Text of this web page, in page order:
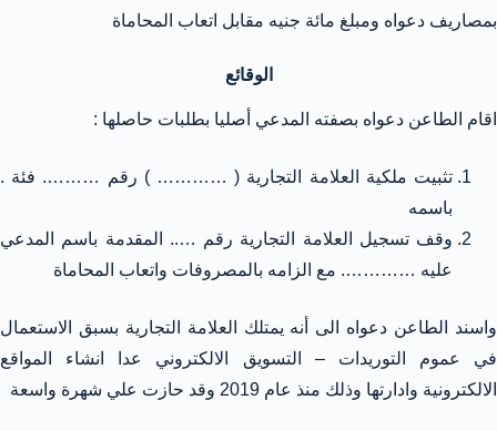
بمصاريف دعواه ومبلغ مائة جنيه مقابل اتعاب المحاماة
الوقائع
اقام الطاعن دعواه بصفته المدعي أصليا بطلبات حاصلها :
تثبيت ملكية العلامة التجارية ( ………… ) رقم ………. فئة .
باسمه
وقف تسجيل العلامة التجارية رقم ….. المقدمة باسم المدعي
عليه …………. مع الزامه بالمصروفات واتعاب المحاماة
واسند الطاعن دعواه الى أنه يمتلك العلامة التجارية بسبق الاستعمال
في عموم التوريدات – التسويق الالكتروني عدا انشاء المواقع
الالكترونية وادارتها وذلك منذ عام 2019 وقد حازت علي شهرة واسعة